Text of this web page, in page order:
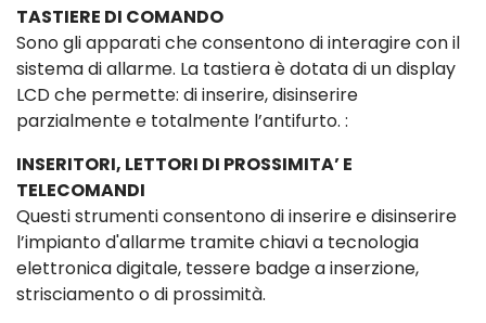
TASTIERE DI COMANDO
Sono gli apparati che consentono di interagire con il
sistema di allarme. La tastiera è dotata di un display
LCD che permette: di inserire, disinserire
parzialmente e totalmente l’antifurto. :
INSERITORI, LETTORI DI PROSSIMITA’ E
TELECOMANDI
Questi strumenti consentono di inserire e disinserire
l’impianto d'allarme tramite chiavi a tecnologia
elettronica digitale, tessere badge a inserzione,
strisciamento o di prossimità.